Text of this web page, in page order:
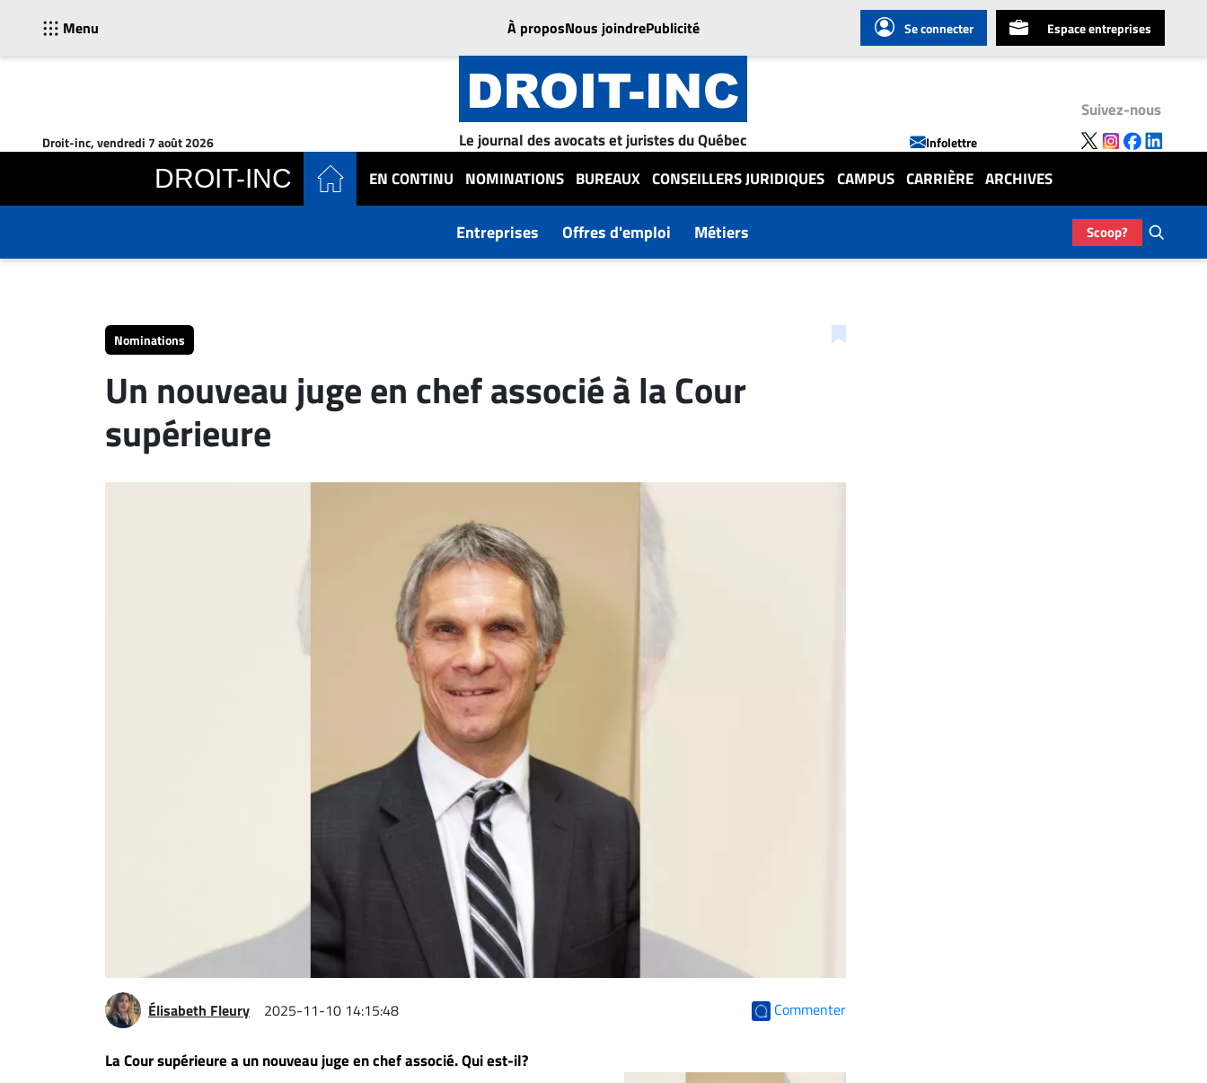
Menu À proposNous joindrePublicité Se connecter Espace entreprises
Droit-inc, vendredi 7 août 2026 Le journal des avocats et juristes du Québec Infolettre
Suivez-nous
DROIT-INC EN CONTINU NOMINATIONS BUREAUX CONSEILLERS JURIDIQUES CAMPUS CARRIÈRE ARCHIVES
Entreprises Offres d'emploi Métiers Scoop?
En
Nominations
Conseillers
CARRIÈRE
recrutements
Nominations
Un nouveau juge en chef associé à la Cour
supérieure
Élisabeth Fleury 2025-11-10 14:15:48 Commenter
La Cour supérieure a un nouveau juge en chef associé. Qui est-il?